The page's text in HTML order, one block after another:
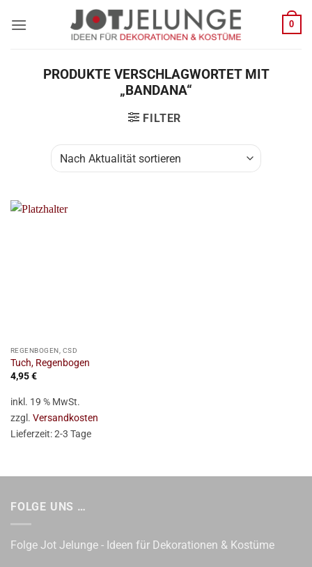
Inhalt
0
PRODUKTE VERSCHLAGWORTET MIT
„BANDANA“
FILTER
REGENBOGEN, CSD
Tuch, Regenbogen
4,95€
inkl. 19 % MwSt.
zzgl. Versandkosten
Lieferzeit:2-3 Tage
FOLGE UNS …
Folge Jot Jelunge - Ideen für Dekorationen & Kostüme